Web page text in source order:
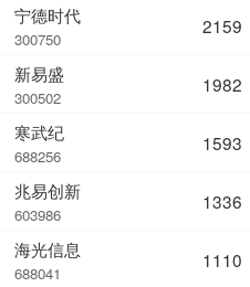
宁德时代
300750
新易盛
300502
寒武纪
688256
兆易创新
603986
海光信息
688041
2159
1982
1593
1336
1110